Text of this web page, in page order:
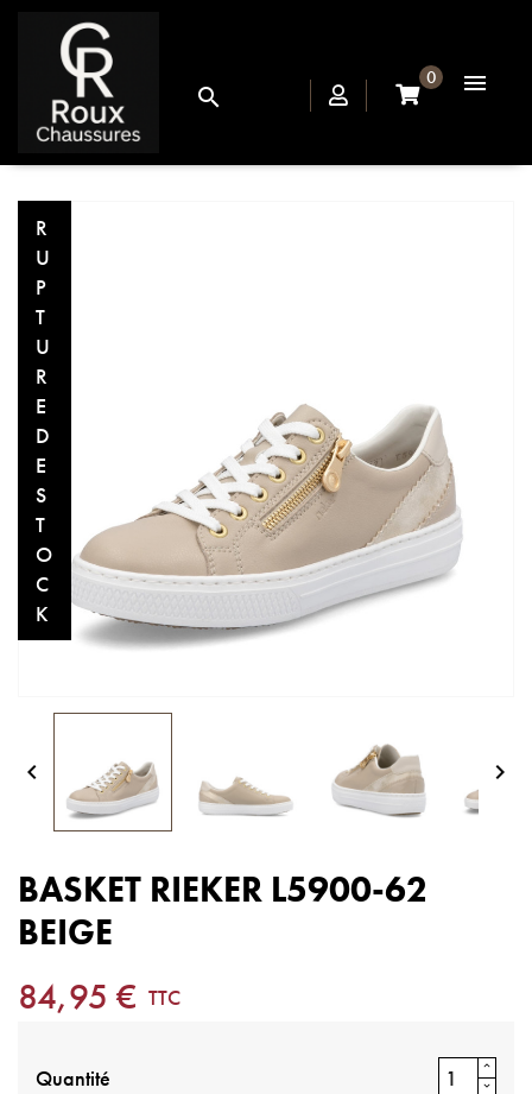

0 
R
U
P
T
U
R
E
D
E
S
T
O
C
K
 
BASKET RIEKER L5900-62
BEIGE
84,95 € TTC
Quantité